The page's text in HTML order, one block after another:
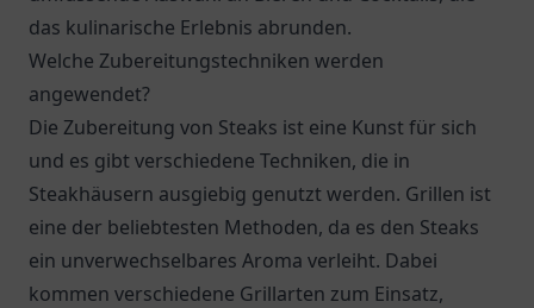
das kulinarische Erlebnis abrunden.
Welche Zubereitungstechniken werden
angewendet?
Die Zubereitung von Steaks ist eine Kunst für sich
und es gibt verschiedene Techniken, die in
Steakhäusern ausgiebig genutzt werden. Grillen ist
eine der beliebtesten Methoden, da es den Steaks
ein unverwechselbares Aroma verleiht. Dabei
kommen verschiedene Grillarten zum Einsatz,